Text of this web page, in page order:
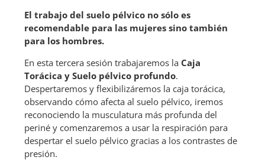
El trabajo del suelo pélvico no sólo es
recomendable para las mujeres sino también
para los hombres.
En esta tercera sesión trabajaremos la Caja
Torácica y Suelo pélvico profundo.
Despertaremos y flexibilizáremos la caja torácica,
observando cómo afecta al suelo pélvico, iremos
reconociendo la musculatura más profunda del
periné y comenzaremos a usar la respiración para
despertar el suelo pélvico gracias a los contrastes de
presión.